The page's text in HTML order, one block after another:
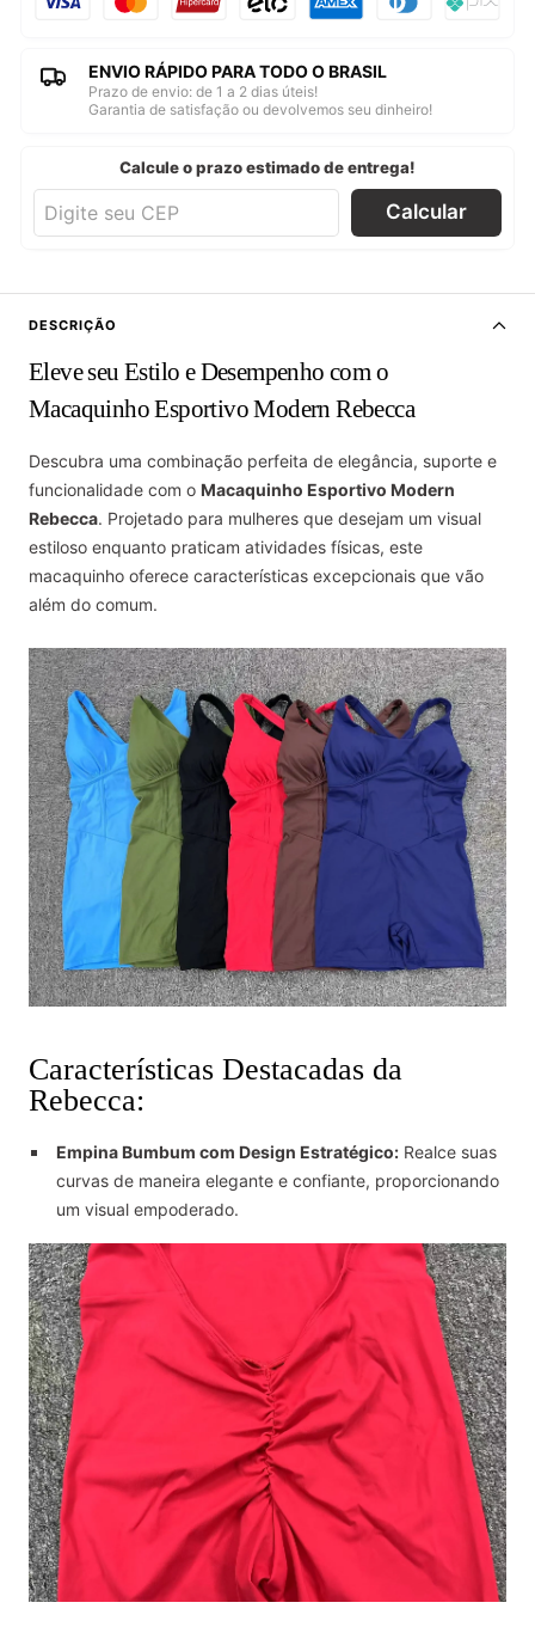
ENVIO RÁPIDO PARA TODO O BRASIL
Prazo de envio: de 1 a 2 dias úteis!
Garantia de satisfação ou devolvemos seu dinheiro!
Calcule o prazo estimado de entrega!
Calcular
DESCRIÇÃO
Eleve seu Estilo e Desempenho com o
Macaquinho Esportivo Modern Rebecca
Descubra uma combinação perfeita de elegância, suporte e
funcionalidade com o Macaquinho Esportivo Modern
Rebecca. Projetado para mulheres que desejam um visual
estiloso enquanto praticam atividades físicas, este
macaquinho oferece características excepcionais que vão
além do comum.
Características Destacadas da
Rebecca:
Empina Bumbum com Design Estratégico:Realce suas
curvas de maneira elegante e confiante, proporcionando
um visual empoderado.